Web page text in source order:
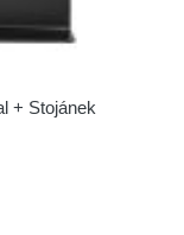
+ Stojánek